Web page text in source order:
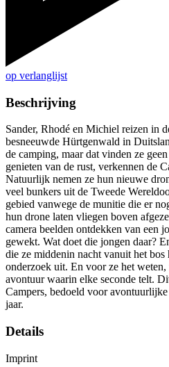
op verlanglijst
Beschrijving
Sander, Rhodé en Michiel reizen in
besneeuwde Hürtgenwald in
de camping, maar dat vinden ze
genieten van de rust, verkennen de
Natuurlijk nemen ze hun nieuwe
veel bunkers uit de Tweede
gebied vanwege de munitie die er
hun drone laten vliegen boven
camera beelden ontdekken van een
gewekt. Wat doet die jongen daar?
die ze middenin nacht vanuit het bos
onderzoek uit. En voor ze het
avontuur waarin elke seconde telt.
Campers, bedoeld voor
jaar.
Details
Imprint